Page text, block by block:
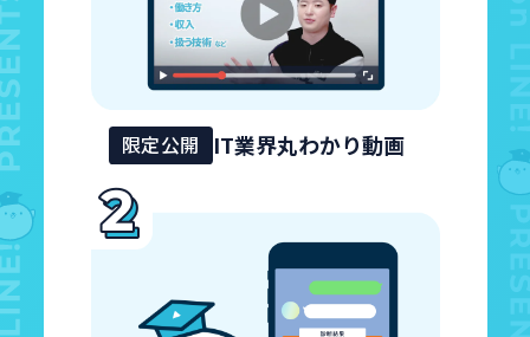
限定公開 IT業界丸わかり動画